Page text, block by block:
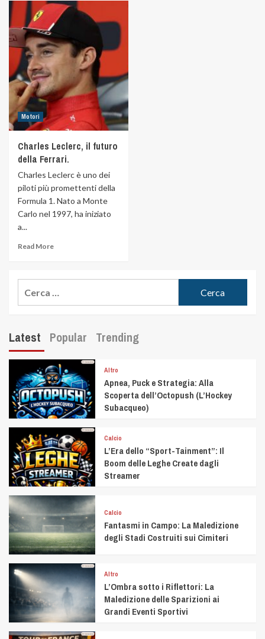
Motori
Charles Leclerc, il futuro
della Ferrari.
Charles Leclerc è uno dei
piloti più promettenti della
Formula 1. Nato a Monte
Carlo nel 1997, ha iniziato
a...
Read More
Latest Popular Trending
Altro
Apnea, Puck e Strategia: Alla
Scoperta dell’Octopush (L’Hockey
Subacqueo)
Calcio
L’Era dello “Sport-Tainment”: Il
Boom delle Leghe Create dagli
Streamer
Calcio
Fantasmi in Campo: La Maledizione
degli Stadi Costruiti sui Cimiteri
Altro
L’Ombra sotto i Riflettori: La
Maledizione delle Sparizioni ai
Grandi Eventi Sportivi